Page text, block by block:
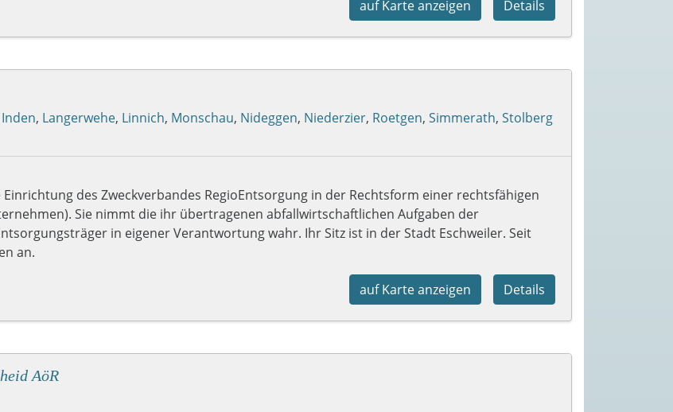
Details
auf Karte anzeigen
Inden, Langerwehe, Linnich, Monschau, Nideggen, Niederzier, Roetgen, Simmerath, Stolberg
des Zweckverbandes RegioEntsorgung in der Rechtsform einer rechtsfähigen
Sie nimmt die ihr übertragenen abfallwirtschaftlichen Aufgaben der
in eigener Verantwortung wahr. Ihr Sitz ist in der Stadt Eschweiler. Seit
an.
Details
auf Karte anzeigen
AöR